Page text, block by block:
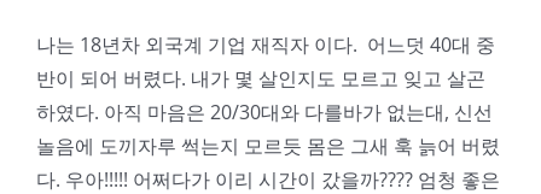
나는 18년차 외국계 기업 재직자 이다. 어느덧 40대 중
반이 되어 버렸다. 내가 몇 살인지도 모르고 잊고 살곤
하였다. 아직 마음은 20/30대와 다를바가 없는대, 신선
놀음에 도끼자루 썩는지 모르듯 몸은 그새 훅 늙어 버렸
다. 우아!!!!! 어쩌다가 이리 시간이 갔을까???? 엄청 좋은